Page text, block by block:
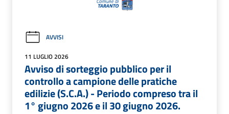
AVVISI
11 LUGLIO 2026
Avviso di sorteggio pubblico per il
controllo a campione delle pratiche
edilizie (S.C.A.) - Periodo compreso tra il
1° giugno 2026 e il 30 giugno 2026.